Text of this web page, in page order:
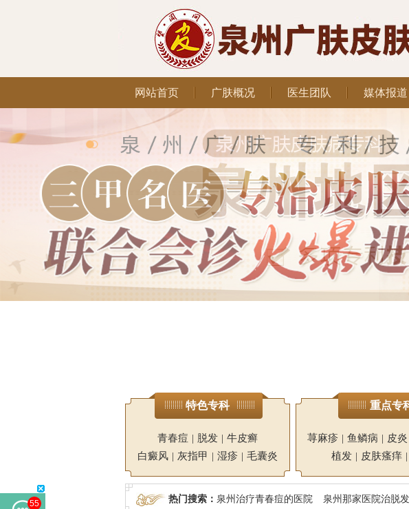
网站首页 广肤概况 医生团队 媒体报道
特色专科
青春痘 | 脱发 | 牛皮癣
白癜风 | 灰指甲 | 湿疹 | 毛囊炎
重点专
荨麻疹 | 鱼鳞病 | 皮炎
植发 | 皮肤瘙痒 |
热门搜索： 泉州治疗青春痘的医院 泉州那家医院治脱
55